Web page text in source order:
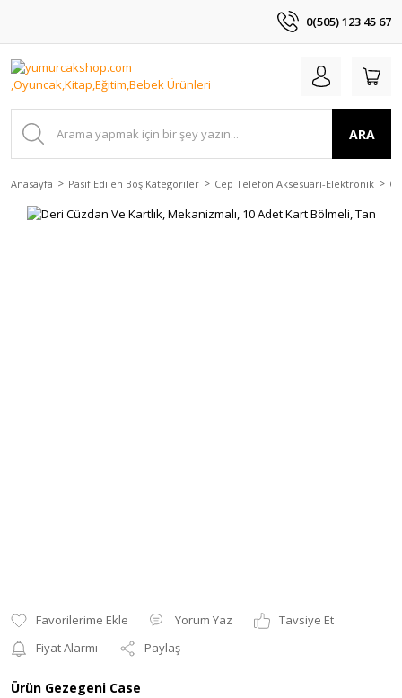
0(505) 123 45 67
ARA
Anasayfa Pasif Edilen Boş Kategoriler Cep Telefon Aksesuarı-Elektronik
Yorum Yaz
Tavsiye Et
Fiyat Alarmı
Paylaş
Ürün Gezegeni Case